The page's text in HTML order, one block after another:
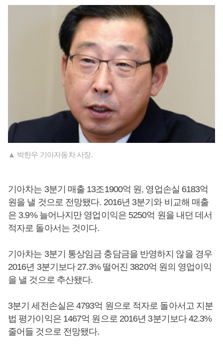
▲ 박한우 기아자동차 사장.
기아차는 3분기 매출 13조1900억 원, 영업손실 6183억
원을 낼 것으로 전망됐다. 2016년 3분기와 비교해 매출
은 3.9% 늘어나지만 영업이익은 5250억 원을 내던 데서
적자로 돌아서는 것이다.
기아차는 3분기 통상임금 충담금을 반영하지 않을 경우
2016년 3분기보다 27.3% 떨어진 3820억 원의 영업이익
을 낼 것으로 추산됐다.
3분기 세전손실은 4793억 원으로 적자로 돌아서고 지분
법 평가이익은 1467억 원으로 2016년 3분기보다 42.3%
줄어들 것으로 전망됐다.